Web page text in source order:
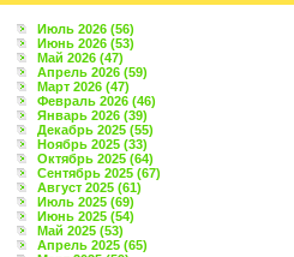
Июль 2026 (56)
Июнь 2026 (53)
Май 2026 (47)
Апрель 2026 (59)
Март 2026 (47)
Февраль 2026 (46)
Январь 2026 (39)
Декабрь 2025 (55)
Ноябрь 2025 (33)
Октябрь 2025 (64)
Сентябрь 2025 (67)
Август 2025 (61)
Июль 2025 (69)
Июнь 2025 (54)
Май 2025 (53)
Апрель 2025 (65)